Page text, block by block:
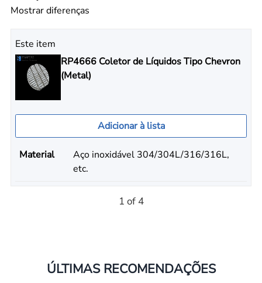
Mostrar diferenças
Este item
RP4666 Coletor de Líquidos Tipo Chevron
(Metal)
Adicionar à lista
Material
Aço inoxidável 304/304L/316/316L,
etc.
1 of 4
ÚLTIMAS RECOMENDAÇÕES